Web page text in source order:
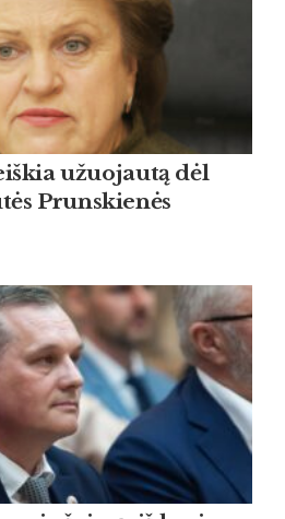
užuojautą dėl
Prunskienės